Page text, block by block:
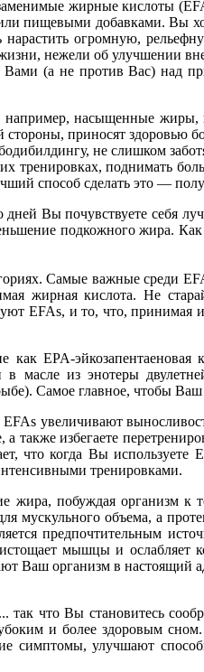
жирные кислоты
пищевыми добавками. Вы
огромную,
нежели об улучшении
Вами (а не против Вас) над
насыщенные жиры,
приносят здоровью
не слишком
поднимать
способ сделать это —
Вы почувствуете себя
подкожного жира.
Самые важные среди
жирная кислота. Не
EFAs, и то, что, принимая
эйкозапентаеновая
из энотеры
Самое главное, чтобы
увеличивают
также избегаете
что когда Вы
тренировками.
побуждая организм к
мускульного объема, а
предпочтительным
мышцы и
Ваш организм в настоящий
что Вы становитесь
и более здоровым
симптомы, улучшают